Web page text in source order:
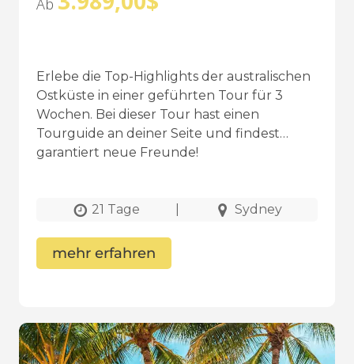
Ab
Erlebe die Top-Highlights der australischen
Ostküste in einer geführten Tour für 3
Wochen. Bei dieser Tour hast einen
Tourguide an deiner Seite und findest
garantiert neue Freunde!
21 Tage Sydney
mehr erfahren